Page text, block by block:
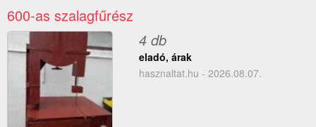
600-as szalagfűrész
4 db
eladó, árak
hasznaltat.hu - 2026.08.07.